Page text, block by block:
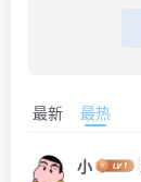
最新 最热
小